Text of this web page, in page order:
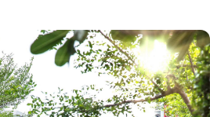
Add comparative units
Number 3